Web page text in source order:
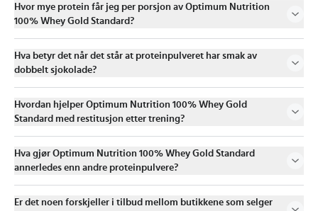
Hvor mye protein får jeg per porsjon av Optimum Nutrition
100% Whey Gold Standard?
Hva betyr det når det står at proteinpulveret har smak av
dobbelt sjokolade?
Hvordan hjelper Optimum Nutrition 100% Whey Gold
Standard med restitusjon etter trening?
Hva gjør Optimum Nutrition 100% Whey Gold Standard
annerledes enn andre proteinpulvere?
Er det noen forskjeller i tilbud mellom butikkene som selger